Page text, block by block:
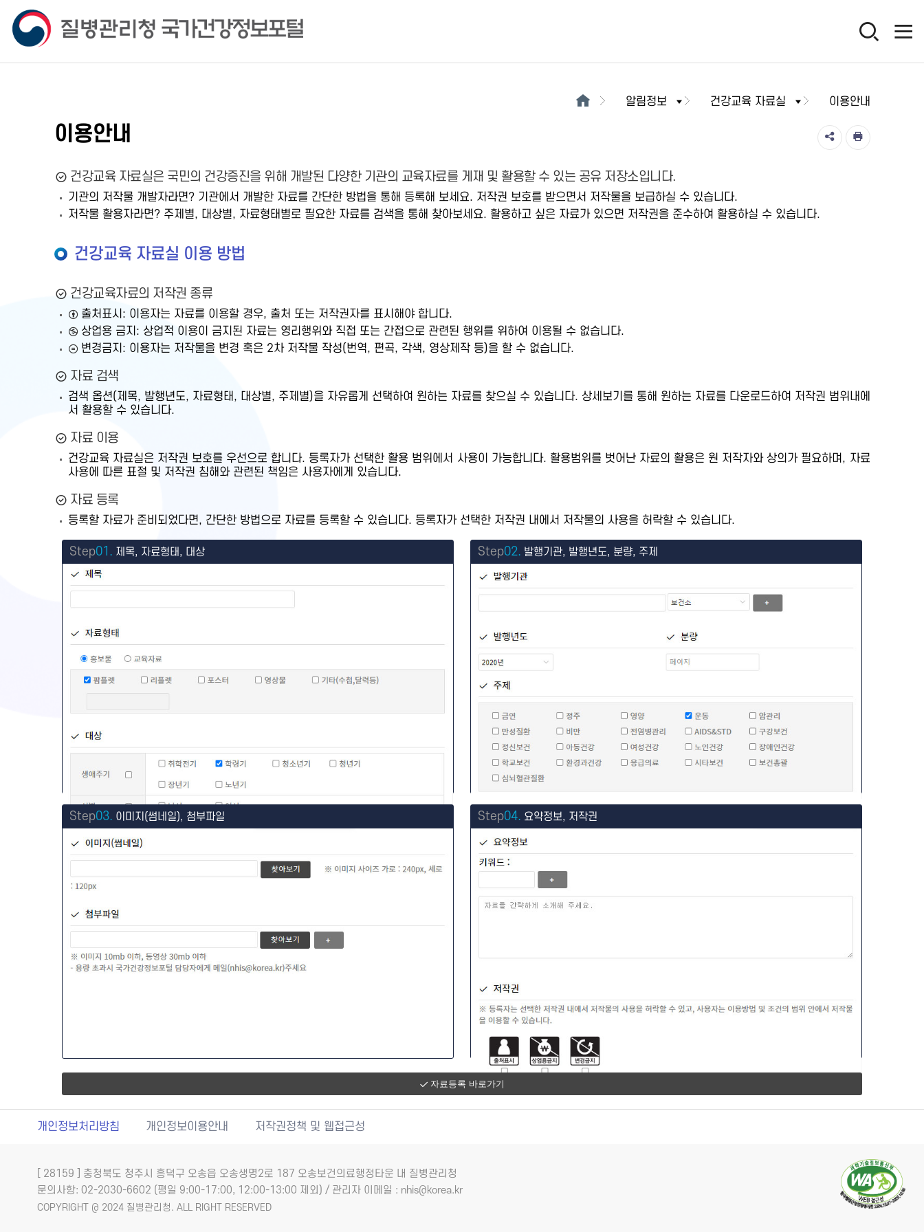
알림정보 건강교육 자료실 이용안내
이용안내
건강교육 자료실은 국민의 건강증진을 위해 개발된 다양한 기관의 교육자료를 게재 및 활용할 수 있는 공유 저장소입니다.
기관의 저작물 개발자라면? 기관에서 개발한 자료를 간단한 방법을 통해 등록해 보세요. 저작권 보호를 받으면서 저작물을 보급하실 수 있습니다.
저작물 활용자라면? 주제별, 대상별, 자료형태별로 필요한 자료를 검색을 통해 찾아보세요. 활용하고 싶은 자료가 있으면 저작권을 준수하여 활용하실 수 있습니다.
건강교육 자료실 이용 방법
건강교육자료의 저작권 종류
출처표시: 이용자는 자료를 이용할 경우, 출처 또는 저작권자를 표시해야 합니다.
상업용 금지: 상업적 이용이 금지된 자료는 영리행위와 직접 또는 간접으로 관련된 행위를 위하여 이용될 수 없습니다.
변경금지: 이용자는 저작물을 변경 혹은 2차 저작물 작성(번역, 편곡, 각색, 영상제작 등)을 할 수 없습니다.
자료 검색
검색 옵션(제목, 발행년도, 자료형태, 대상별, 주제별)을 자유롭게 선택하여 원하는 자료를 찾으실 수 있습니다. 상세보기를 통해 원하는 자료를 다운로드하여 저작권 범위내에
서 활용할 수 있습니다.
자료 이용
건강교육 자료실은 저작권 보호를 우선으로 합니다. 등록자가 선택한 활용 범위에서 사용이 가능합니다. 활용범위를 벗어난 자료의 활용은 원 저작자와 상의가 필요하며, 자료
사용에 따른 표절 및 저작권 침해와 관련된 책임은 사용자에게 있습니다.
자료 등록
등록할 자료가 준비되었다면, 간단한 방법으로 자료를 등록할 수 있습니다. 등록자가 선택한 저작권 내에서 저작물의 사용을 허락할 수 있습니다.
Step01. 제목, 자료형태, 대상 Step02. 발행기관, 발행년도, 분량, 주제
Step03. 이미지(썸네일), 첨부파일 Step04. 요약정보, 저작권
자료등록 바로가기
개인정보처리방침 개인정보이용안내 저작권정책 및 웹접근성
[ 28159 ] 충청북도 청주시 흥덕구 오송읍 오송생명2로 187 오송보건의료행정타운 내 질병관리청
문의사항: 02-2030-6602 (평일 9:00-17:00, 12:00-13:00 제외) / 관리자 이메일 : nhis@korea.kr
COPYRIGHT @ 2024 질병관리청. ALL RIGHT RESERVED